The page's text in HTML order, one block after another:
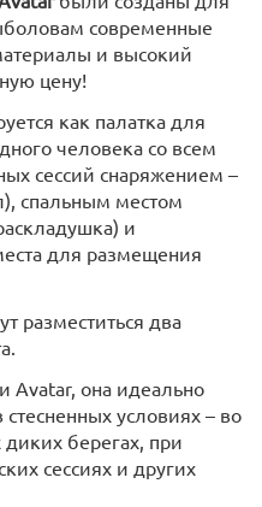
современные
и высокий
цену!
как палатка для
человека со всем
сессий снаряжением –
спальным местом
и
для размещения
разместиться два
Avatar, она идеально
условиях – во
берегах, при
сессиях и других